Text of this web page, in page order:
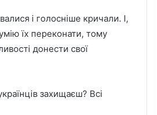
і голосніше кричали. І,
їх переконати, тому
донести свої
захищаєш? Всі